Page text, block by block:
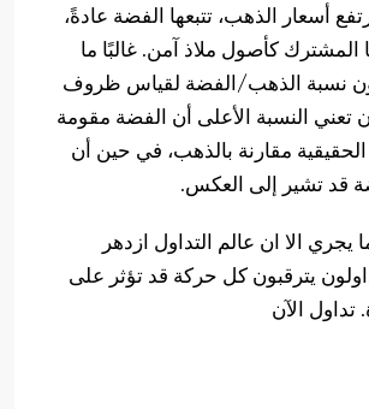
أسعار الذهب، تتبعها الفضة عادةً،
كأصول ملاذ آمن. غالبًا ما
نسبة الذهب/الفضة لقياس ظروف
تعني النسبة الأعلى أن الفضة مقومة
مقارنة بالذهب، في حين أن
قد تشير إلى العكس.
الا ان عالم التداول ازدهر
يترقبون كل حركة قد تؤثر على
تداول الآن